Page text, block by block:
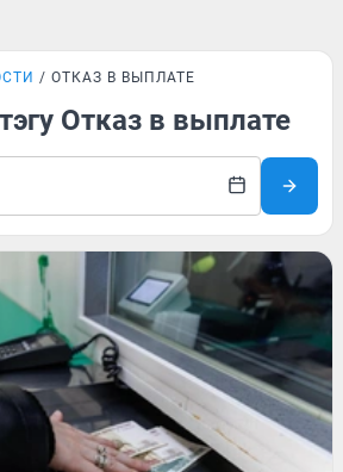
ОТКАЗ В ВЫПЛАТЕ
Отказ в выплате